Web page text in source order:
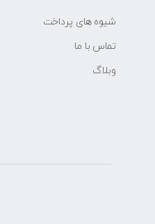
شیوه های پرداخت
تماس با ما
وبلاگ